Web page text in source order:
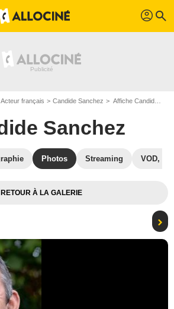
profil search
Acteur français Candide Sanchez Affiche Candide Sanchez
Sanchez
Photos Streaming VOD,
RETOUR À LA GALERIE